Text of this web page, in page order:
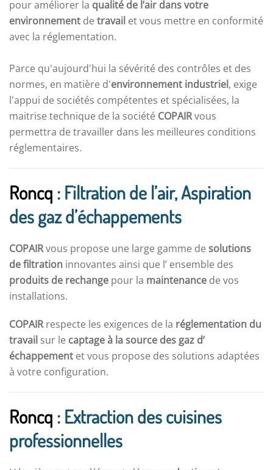
pour améliorer la qualité de l’air dans votre
environnement de travail et vous mettre en conformité
avec la réglementation.
Parce qu'aujourd'hui la sévérité des contrôles et des
normes, en matière d'environnement industriel, exige
l'appui de sociétés compétentes et spécialisées, la
maitrise technique de la société COPAIRvous
permettra de travailler dans les meilleures conditions
réglementaires.
Roncq : Filtration de l’air, Aspiration
des gaz d’échappements
COPAIRvous propose une large gamme de solutions
de filtration innovantes ainsi que l’ ensemble des
produits de rechange pour la maintenance de vos
installations.
COPAIRrespecte les exigences de la réglementation du
travail sur le captage à la source des gaz d’
échappement et vous propose des solutions adaptées
à votre configuration.
Roncq : Extraction des cuisines
professionnelles